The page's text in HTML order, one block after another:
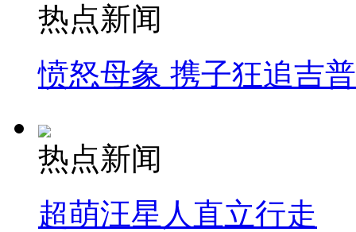
热点新闻
愤怒母象 携子狂追吉
热点新闻
超萌汪星人直立行走